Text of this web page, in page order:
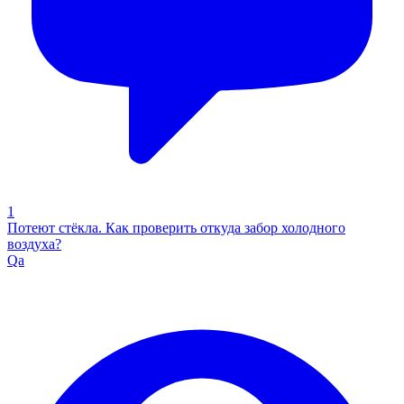
1
Потеют стёкла. Как проверить откуда забор холодного
воздуха?
Qa